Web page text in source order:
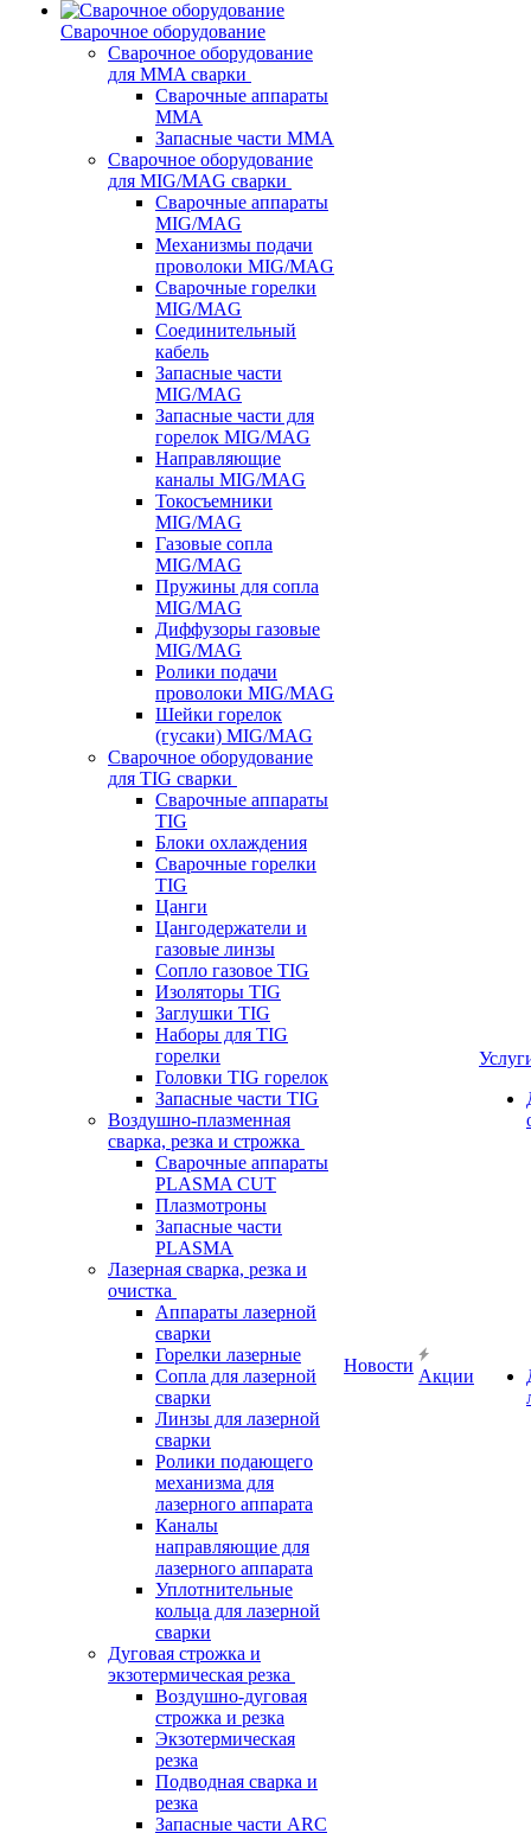
Сварочное оборудование
Сварочное оборудование
для MMA сварки
Сварочные аппараты
MMA
Запасные части MMA
Сварочное оборудование
для MIG/MAG сварки
Сварочные аппараты
MIG/MAG
Механизмы подачи
проволоки MIG/MAG
Сварочные горелки
MIG/MAG
Соединительный
кабель
Запасные части
MIG/MAG
Запасные части для
горелок MIG/MAG
Направляющие
каналы MIG/MAG
Токосъемники
MIG/MAG
Газовые сопла
MIG/MAG
Пружины для сопла
MIG/MAG
Диффузоры газовые
MIG/MAG
Ролики подачи
проволоки MIG/MAG
Шейки горелок
(гусаки) MIG/MAG
Сварочное оборудование
для TIG сварки
Сварочные аппараты
TIG
Блоки охлаждения
Сварочные горелки
TIG
Цанги
Цангодержатели и
газовые линзы
Сопло газовое TIG
Изоляторы TIG
Заглушки TIG
Наборы для TIG
горелки
Головки TIG горелок
Запасные части TIG
Воздушно-плазменная
сварка, резка и строжка
Сварочные аппараты
PLASMA CUT
Плазмотроны
Запасные части
PLASMA
Лазерная сварка, резка и
очистка
Аппараты лазерной
сварки
Горелки лазерные
Сопла для лазерной
сварки
Линзы для лазерной
сварки
Ролики подающего
механизма для
лазерного аппарата
Каналы
направляющие для
лазерного аппарата
Уплотнительные
кольца для лазерной
сварки
Дуговая строжка и
экзотермическая резка
Воздушно-дуговая
строжка и резка
Экзотермическая
резка
Подводная сварка и
резка
Запасные части ARC
Новости
Акции